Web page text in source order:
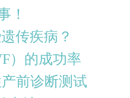
！
传疾病？
）的成功率
前诊断测试